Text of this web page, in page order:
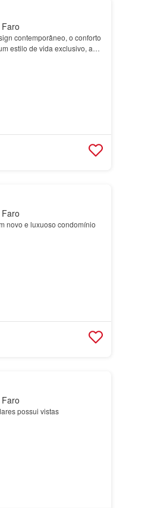
contemporâneo, o conforto
estilo de vida exclusivo, a
da…
novo e luxuoso condomínio
possui vistas